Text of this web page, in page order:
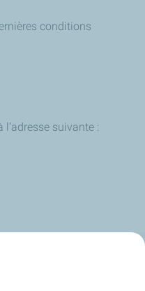
conditions
suivante :